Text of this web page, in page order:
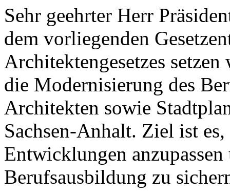
Sehr geehrter Herr
dem vorliegenden
Architektengesetzes
die Modernisierung des
Architekten sowie
Sachsen-Anhalt. Ziel ist
Entwicklungen
Berufsausbildung zu